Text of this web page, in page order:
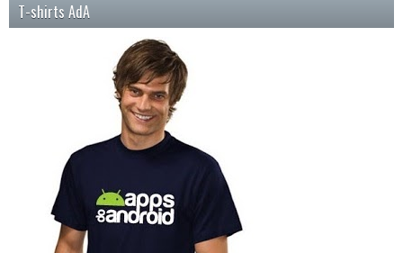
T-shirts AdA